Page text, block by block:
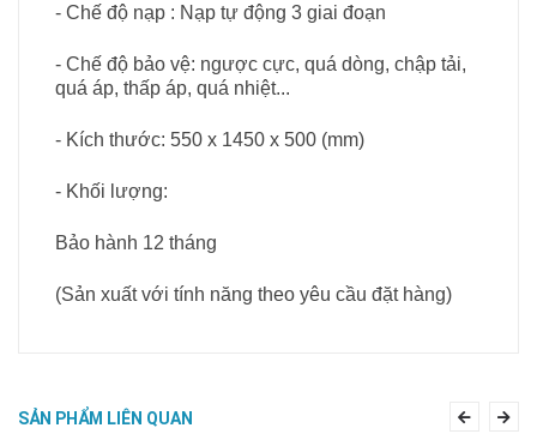
- Chế độ nạp : Nạp tự động 3 giai đoạn
- Chế độ bảo vệ: ngược cực, quá dòng, chập tải,
quá áp, thấp áp, quá nhiệt...
- Kích thước: 550 x 1450 x 500 (mm)
- Khối lượng:
Bảo hành 12 tháng
(Sản xuất với tính năng theo yêu cầu đặt hàng)
SẢN PHẨM LIÊN QUAN Previous